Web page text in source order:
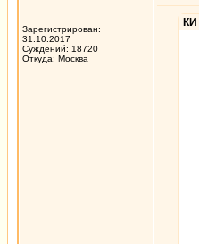
Зарегистрирован:
31.10.2017
Суждений: 18720
Откуда: Москва
КИ